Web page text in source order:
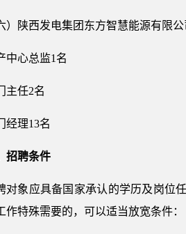
）陕西发电集团东方智慧能源有限公
中心总监1名
主任2名
经理13名
招聘条件
对象应具备国家承认的学历及岗位
作特殊需要的，可以适当放宽条件：